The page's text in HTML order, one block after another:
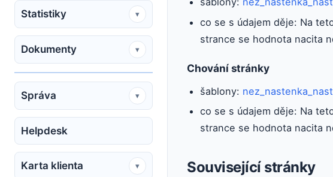
Statistiky ▾
Dokumenty ▾
Správa ▾
Helpdesk
Karta klienta ▾
co se s údajem děje: Na
strance se hodnota nacita
Chování stránky
šablony:
co se s údajem děje: Na
strance se hodnota nacita
Související stránky